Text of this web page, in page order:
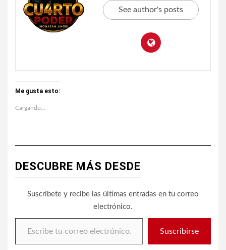
See author's posts
Me gusta esto:
Cargando...
DESCUBRE MÁS DESDE
Suscríbete y recibe las últimas entradas en tu correo
electrónico.
Escribe tu correo electrónico…
Suscribirse